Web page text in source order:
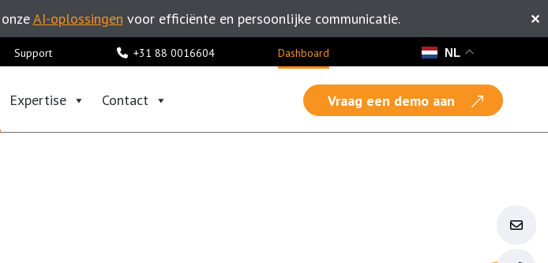
AI-oplossingen voor efficiënte en persoonlijke communicatie. ✕
Support +31 88 0016604 Dashboard NL
Expertise Contact Vraag een demo aan